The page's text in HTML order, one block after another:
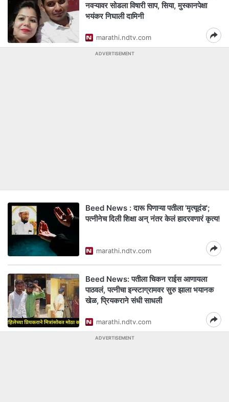
नवऱ्यावर सोडला विषारी साप, सिया, मुस्कानपेक्षा
भयंकर निघाली दामिनी
marathi.ndtv.com
ADVERTISEMENT
Beed News : दारू पिणाऱ्या पतीला 'मृत्यूदंड';
पत्नीनेच दिली शिक्षा अन् नंतर केलं हादरवणारं कृत्य!
marathi.ndtv.com
Beed News: पतीला चिकन राईस आणायला
पाठवलं, पत्नीचा इन्स्टाग्रामवर सुरु झाला भयानक
खेळ, प्रियकराने संधी साधली
marathi.ndtv.com
ADVERTISEMENT